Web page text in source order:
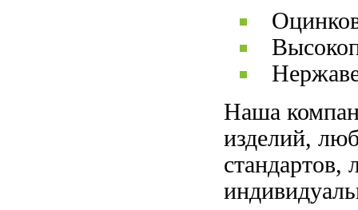
Наша
изделий,